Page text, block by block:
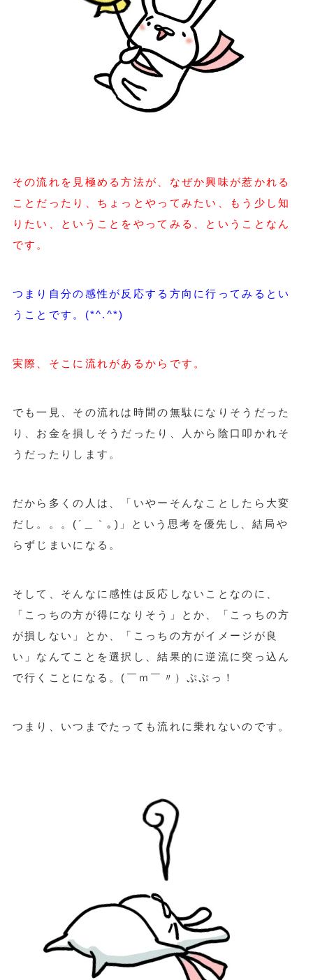
その流れを見極める方法が、なぜか興味が惹かれる
ことだったり、ちょっとやってみたい、もう少し知
りたい、ということをやってみる、ということなん
です。
つまり自分の感性が反応する方向に行ってみるとい
うことです。(*^.^*)
実際、そこに流れがあるからです。
でも一見、その流れは時間の無駄になりそうだった
り、お金を損しそうだったり、人から陰口叩かれそ
うだったりします。
だから多くの人は、「いやーそんなことしたら大変
だし。。。(´＿｀｡)」という思考を優先し、結局や
らずじまいになる。
そして、そんなに感性は反応しないことなのに、
「こっちの方が得になりそう」とか、「こっちの方
が損しない」とか、「こっちの方がイメージが良
い」なんてことを選択し、結果的に逆流に突っ込ん
で行くことになる。(￣ｍ￣〃）ぷぷっ！
つまり、いつまでたっても流れに乗れないのです。